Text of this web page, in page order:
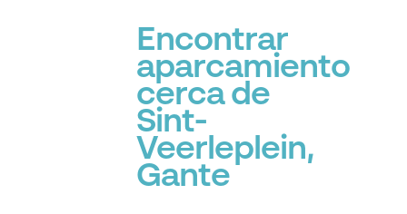
Encontrar
aparcamiento
cerca de
Sint-
Veerleplein,
Gante